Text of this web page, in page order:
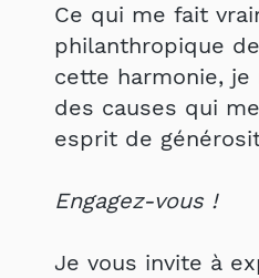
Ce qui me fait
philanthropique
cette harmonie,
des causes qui
esprit de
Engagez-vous !
Je vous invite à